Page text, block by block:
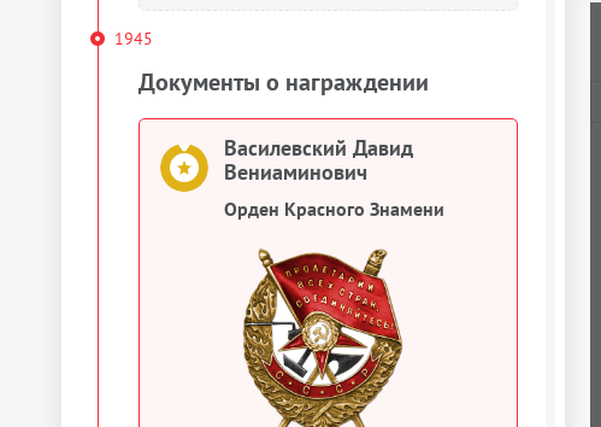
1945
Документы о награждении
Василевский Давид
Вениаминович
Орден Красного Знамени